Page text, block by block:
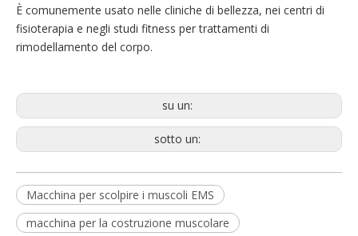
È comunemente usato nelle cliniche di bellezza, nei centri di
fisioterapia e negli studi fitness per trattamenti di
rimodellamento del corpo.
su un:
sotto un:
Macchina per scolpire i muscoli EMS
macchina per la costruzione muscolare